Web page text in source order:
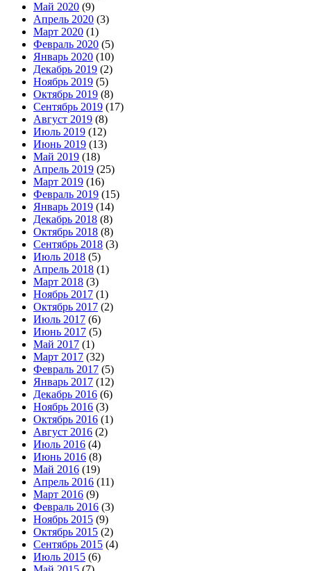
Май 2020 (9)
Апрель 2020 (3)
Март 2020 (1)
Февраль 2020 (5)
Январь 2020 (10)
Декабрь 2019 (2)
Ноябрь 2019 (5)
Октябрь 2019 (8)
Сентябрь 2019 (17)
Август 2019 (8)
Июль 2019 (12)
Июнь 2019 (13)
Май 2019 (18)
Апрель 2019 (25)
Март 2019 (16)
Февраль 2019 (15)
Январь 2019 (14)
Декабрь 2018 (8)
Октябрь 2018 (8)
Сентябрь 2018 (3)
Июль 2018 (5)
Апрель 2018 (1)
Март 2018 (3)
Ноябрь 2017 (1)
Октябрь 2017 (2)
Июль 2017 (6)
Июнь 2017 (5)
Май 2017 (1)
Март 2017 (32)
Февраль 2017 (5)
Январь 2017 (12)
Декабрь 2016 (6)
Ноябрь 2016 (3)
Октябрь 2016 (1)
Август 2016 (2)
Июль 2016 (4)
Июнь 2016 (8)
Май 2016 (19)
Апрель 2016 (11)
Март 2016 (9)
Февраль 2016 (3)
Ноябрь 2015 (9)
Октябрь 2015 (2)
Сентябрь 2015 (4)
Июль 2015 (6)